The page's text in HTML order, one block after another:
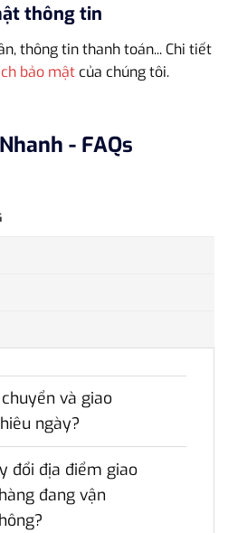
thông tin
thông tin thanh toán... Chi tiết
bảo mậtcủa chúng tôi.
- FAQs
và giao
ngày?
đổi địa điểm giao
đang vận